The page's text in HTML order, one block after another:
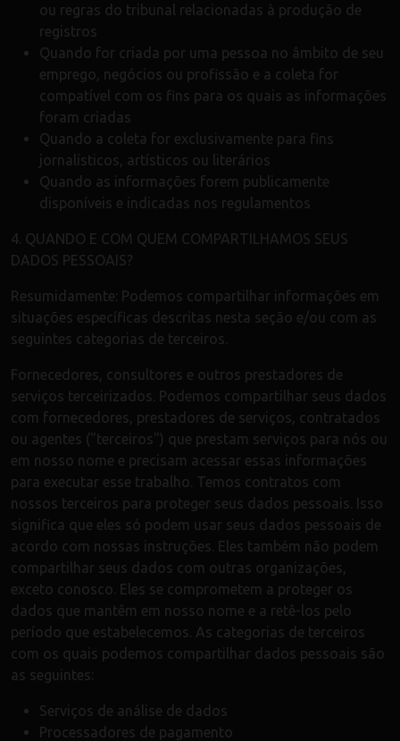
ou regras do tribunal relacionadas à produção de
registros
Quando for criada por uma pessoa no âmbito de seu
emprego, negócios ou profissão e a coleta for
compatível com os fins para os quais as informações
foram criadas
Quando a coleta for exclusivamente para fins
jornalísticos, artísticos ou literários
Quando as informações forem publicamente
disponíveis e indicadas nos regulamentos
4. QUANDO E COM QUEM COMPARTILHAMOS SEUS
DADOS PESSOAIS?
Resumidamente: Podemos compartilhar informações em
situações específicas descritas nesta seção e/ou com as
seguintes categorias de terceiros.
Fornecedores, consultores e outros prestadores de
serviços terceirizados. Podemos compartilhar seus dados
com fornecedores, prestadores de serviços, contratados
ou agentes ("terceiros") que prestam serviços para nós ou
em nosso nome e precisam acessar essas informações
para executar esse trabalho. Temos contratos com
nossos terceiros para proteger seus dados pessoais. Isso
significa que eles só podem usar seus dados pessoais de
acordo com nossas instruções. Eles também não podem
compartilhar seus dados com outras organizações,
exceto conosco. Eles se comprometem a proteger os
dados que mantêm em nosso nome e a retê-los pelo
período que estabelecemos. As categorias de terceiros
com os quais podemos compartilhar dados pessoais são
as seguintes:
Serviços de análise de dados
Processadores de pagamento